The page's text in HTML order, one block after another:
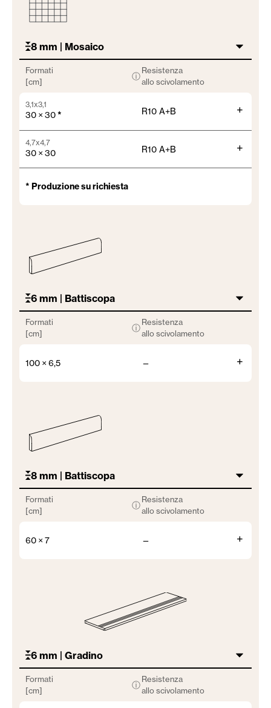
8 mm | Mosaico
Formati
[cm]
Resistenza
allo scivolamento
ⓘ
3,1x3,1
30 × 30* R10 A+B +
4,7x4,7
30 × 30 R10 A+B +
* Produzione su richiesta
6 mm | Battiscopa
Formati
[cm]
Resistenza
allo scivolamento
ⓘ
100 × 6,5 — +
8 mm | Battiscopa
Formati
[cm]
Resistenza
allo scivolamento
ⓘ
60 × 7 — +
6 mm | Gradino
Formati
[cm]
Resistenza
allo scivolamento
ⓘ